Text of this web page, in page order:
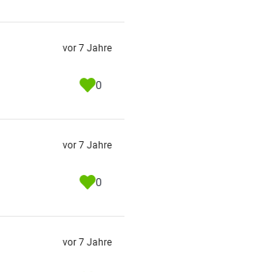
vor 7 Jahre
0
vor 7 Jahre
0
vor 7 Jahre